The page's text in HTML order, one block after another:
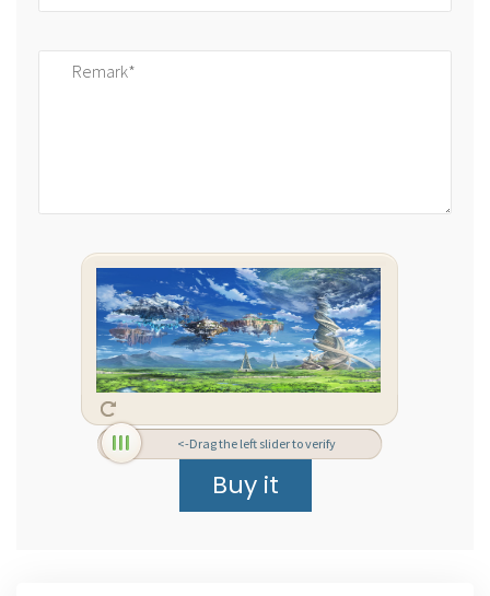
<-Drag the left slider to verify